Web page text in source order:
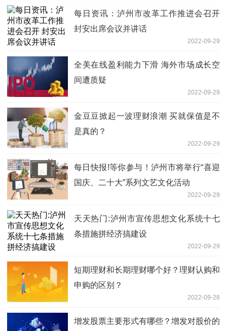
每日资讯：泸州市改革工作推进会召开
封安出席会议并讲话
2022-09-29
全美在线盈利能力下滑 海外市场成长空
间遭质疑
2022-09-29
金豆豆掀起一波理财浪潮 买就保值是不
是真的？
2022-09-29
每日快报!等你参与！泸州市将举行“喜迎
国庆、二十大”系列文艺文化活动
2022-09-29
天天热门:泸州市宣传思想文化系统十七
条措施拼经济搞建设
2022-09-29
短期理财和长期理财哪个好？理财认购和
申购的区别？
2022-09-28
增发股票主要形式有哪些？增发对股价的